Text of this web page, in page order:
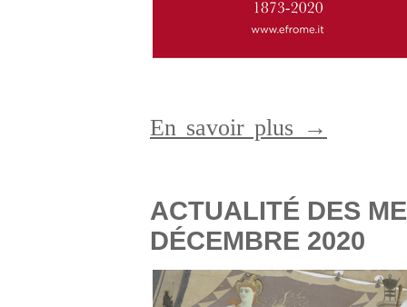
En savoir plus →
ACTUALITÉ DES
DÉCEMBRE 2020